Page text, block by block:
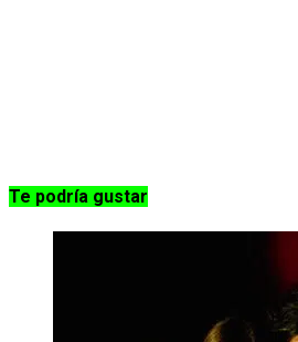
Te podría gustar